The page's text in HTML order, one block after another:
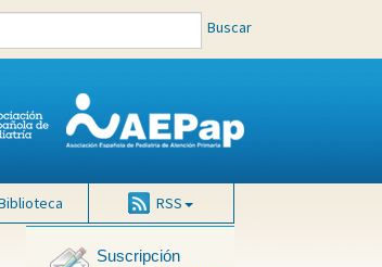
Buscar
RSS
Suscripción